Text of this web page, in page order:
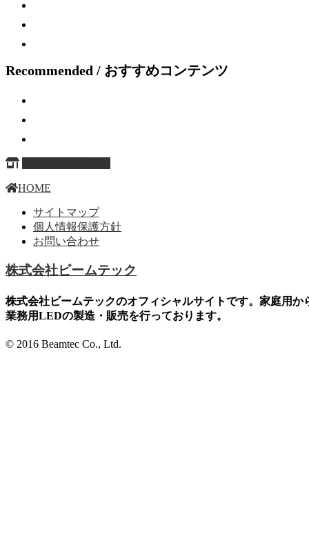
Recommended / おすすめコンテンツ
HOME
サイトマップ
個人情報保護方針
お問い合わせ
株式会社ビームテック
株式会社ビームテックのオフィシャルサイトです。家庭用か
業務用LEDの製造・販売を行っております。
© 2016 Beamtec Co., Ltd.